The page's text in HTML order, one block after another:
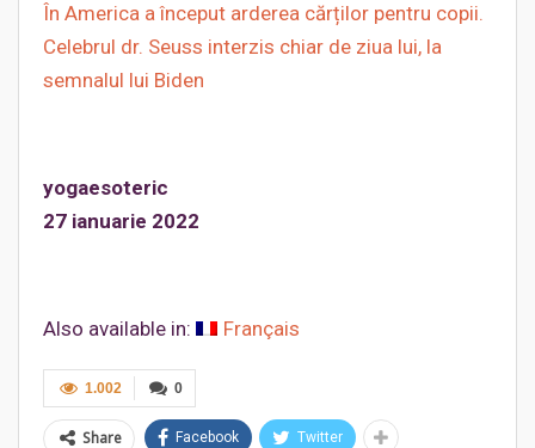
În America a început arderea cărților pentru copii.
Celebrul dr. Seuss interzis chiar de ziua lui, la
semnalul lui Biden
yogaesoteric
27 ianuarie 2022
Also available in: Français
0
1.002
Share Facebook Twitter